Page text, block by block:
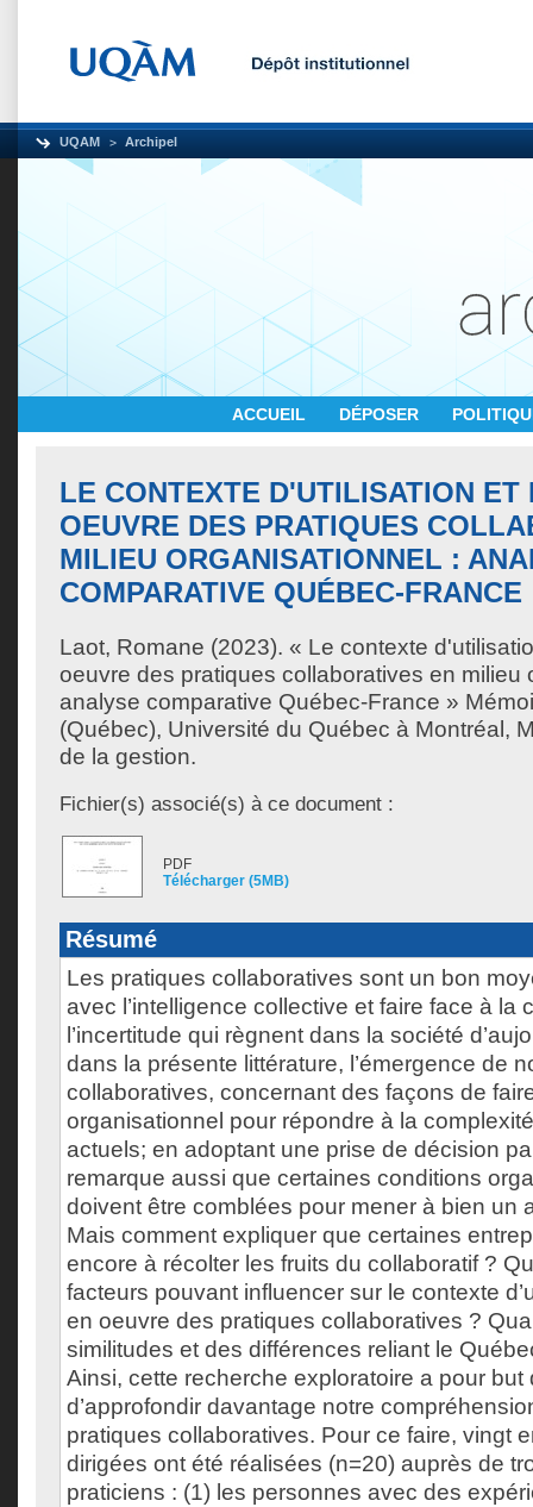
UQAM Archipel
ACCUEIL DÉPOSER
LE CONTEXTE D'UTILISATION ET
OEUVRE DES PRATIQUES
MILIEU ORGANISATIONNEL :
COMPARATIVE QUÉBEC-FRANCE
Laot, Romane (2023). « Le contexte
oeuvre des pratiques collaboratives en milieu
analyse comparative Québec-France »
(Québec), Université du Québec à Montréal,
de la gestion.
Fichier(s) associé(s) à ce document :
PDF
Télécharger (5MB)
Résumé
Les pratiques collaboratives sont un bon
avec l’intelligence collective et faire face à la
l’incertitude qui règnent dans la société
dans la présente littérature, l’émergence de
collaboratives, concernant des façons de
organisationnel pour répondre à la
actuels; en adoptant une prise de décision
remarque aussi que certaines conditions
doivent être comblées pour mener à bien un
Mais comment expliquer que certaines
encore à récolter les fruits du collaboratif ?
facteurs pouvant influencer sur le contexte
en oeuvre des pratiques collaboratives ?
similitudes et des différences reliant le
Ainsi, cette recherche exploratoire a pour but
d’approfondir davantage notre
pratiques collaboratives. Pour ce faire, vingt
dirigées ont été réalisées (n=20) auprès de
praticiens : (1) les personnes avec des